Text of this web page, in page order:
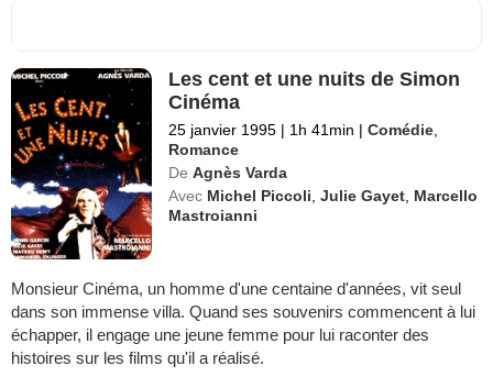
Les cent et une nuits de Simon
Cinéma
25 janvier 1995 | 1h 41min | Comédie,
Romance
De Agnès Varda
Avec Michel Piccoli,Julie Gayet, Marcello
Mastroianni
Monsieur Cinéma, un homme d'une centaine d'années, vit seul
dans son immense villa. Quand ses souvenirs commencent à lui
échapper, il engage une jeune femme pour lui raconter des
histoires sur les films qu'il a réalisé.